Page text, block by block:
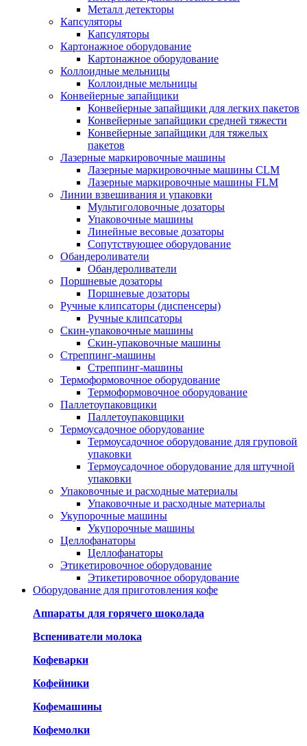
Металл детекторы
Капсуляторы
Капсуляторы
Картонажное оборудование
Картонажное оборудование
Коллоидные мельницы
Коллоидные мельницы
Конвейерные запайщики
Конвейерные запайщики для легких пакетов
Конвейерные запайщики средней тяжести
Конвейерные запайщики для тяжелых
пакетов
Лазерные маркировочные машины
Лазерные маркировочные машины CLM
Лазерные маркировочные машины FLM
Линии взвешивания и упаковки
Мультиголовочные дозаторы
Упаковочные машины
Линейные весовые дозаторы
Сопутствующее оборудование
Обандероливатели
Обандероливатели
Поршневые дозаторы
Поршневые дозаторы
Ручные клипсаторы (диспенсеры)
Ручные клипсаторы
Скин-упаковочные машины
Скин-упаковочные машины
Стреппинг-машины
Стреппинг-машины
Термоформовочное оборудование
Термоформовочное оборудование
Паллетоупаковщики
Паллетоупаковщики
Термоусадочное оборудование
Термоусадочное оборудование для груповой
упаковки
Термоусадочное оборудование для штучной
упаковки
Упаковочные и расходные материалы
Упаковочные и расходные материалы
Укупорочные машины
Укупорочные машины
Целлофанаторы
Целлофанаторы
Этикетировочное оборудование
Этикетировочное оборудование
Оборудование для приготовления кофе
Аппараты для горячего шоколада
Вспениватели молока
Кофеварки
Кофейники
Кофемашины
Кофемолки